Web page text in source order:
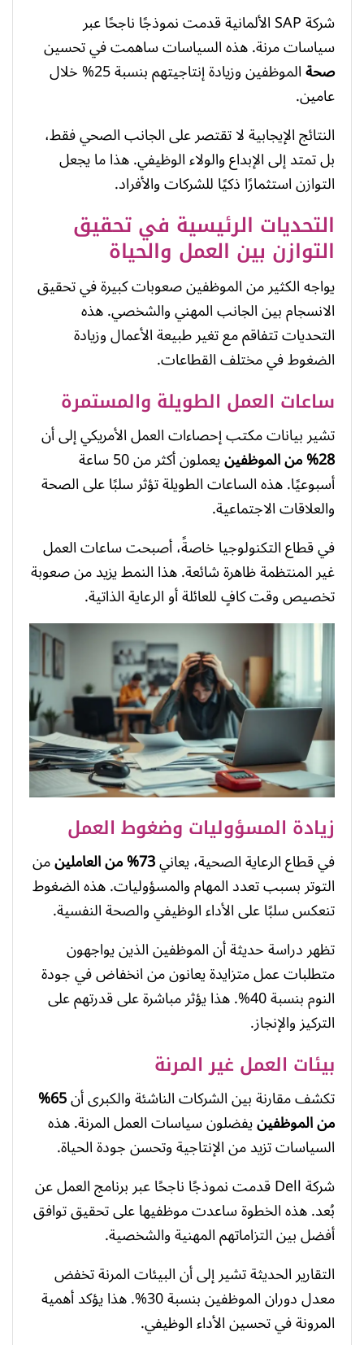
شركة SAP الألمانية قدمت نموذجًا ناجحًا عبر
سياسات مرنة. هذه السياسات ساهمت في تحسين
صحة الموظفين وزيادة إنتاجيتهم بنسبة 25% خلال
عامين.
النتائج الإيجابية لا تقتصر على الجانب الصحي فقط،
بل تمتد إلى الإبداع والولاء الوظيفي. هذا ما يجعل
التوازن استثمارًا ذكيًا للشركات والأفراد.
التحديات الرئيسية في تحقيق
التوازن بين العمل والحياة
يواجه الكثير من الموظفين صعوبات كبيرة في تحقيق
الانسجام بين الجانب المهني والشخصي. هذه
التحديات تتفاقم مع تغير طبيعة الأعمال وزيادة
الضغوط في مختلف القطاعات.
ساعات العمل الطويلة والمستمرة
تشير بيانات مكتب إحصاءات العمل الأمريكي إلى أن
28% من الموظفين يعملون أكثر من 50 ساعة
أسبوعيًا. هذه الساعات الطويلة تؤثر سلبًا على الصحة
والعلاقات الاجتماعية.
في قطاع التكنولوجيا خاصةً، أصبحت ساعات العمل
غير المنتظمة ظاهرة شائعة. هذا النمط يزيد من صعوبة
تخصيص وقت كافٍ للعائلة أو الرعاية الذاتية.
زيادة المسؤوليات وضغوط العمل
في قطاع الرعاية الصحية، يعاني73% من العاملين من
التوتر بسبب تعدد المهام والمسؤوليات. هذه الضغوط
تنعكس سلبًا على الأداء الوظيفي والصحة النفسية.
تظهر دراسة حديثة أن الموظفين الذين يواجهون
متطلبات عمل متزايدة يعانون من انخفاض في جودة
النوم بنسبة 40%. هذا يؤثر مباشرة على قدرتهم على
التركيز والإنجاز.
بيئات العمل غير المرنة
تكشف مقارنة بين الشركات الناشئة والكبرى أن 65%
من الموظفينيفضلون سياسات العمل المرنة. هذه
السياسات تزيد من الإنتاجية وتحسن جودة الحياة.
شركة Dell قدمت نموذجًا ناجحًا عبر برنامج العمل عن
بُعد. هذه الخطوة ساعدت موظفيها على تحقيق توافق
أفضل بين التزاماتهم المهنية والشخصية.
التقارير الحديثة تشير إلى أن البيئات المرنة تخفض
معدل دوران الموظفين بنسبة 30%. هذا يؤكد أهمية
المرونة في تحسين الأداء الوظيفي.